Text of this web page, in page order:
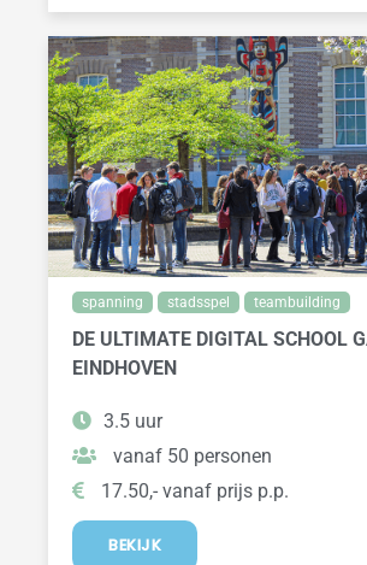
spanning stadsspel teambuilding
DE ULTIMATE DIGITAL SCHOOL
EINDHOVEN
3.5 uur
vanaf 50 personen
17.50,- vanaf prijs p.p.
BEKIJK